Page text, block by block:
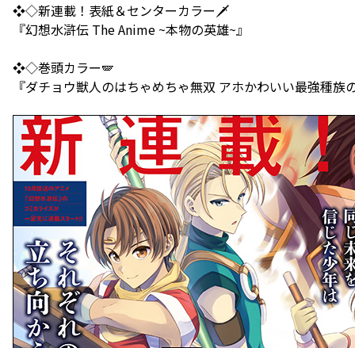
❖◇新連載！表紙＆センターカラー🗡️
『幻想水滸伝 The Anime ~本物の英雄~』
❖◇巻頭カラー🪽
『ダチョウ獣人のはちゃめちゃ無双 アホかわいい最強種族